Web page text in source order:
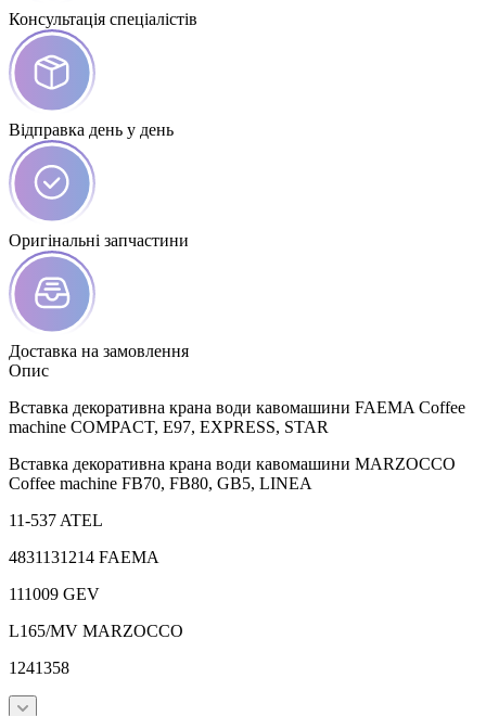
Консультація спеціалістів
Відправка день у день
Оригінальні запчастини
Доставка на замовлення
Опис
Вставка декоративна крана води кавомашини FAEMA Coffee
machine COMPACT, E97, EXPRESS, STAR
Вставка декоративна крана води кавомашини MARZOCCO
Coffee machine FB70, FB80, GB5, LINEA
11-537 ATEL
4831131214 FAEMA
111009 GEV
L165/MV MARZOCCO
1241358